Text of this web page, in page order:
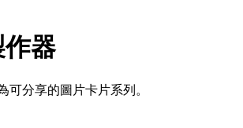
器
可分享的圖片卡片系列。